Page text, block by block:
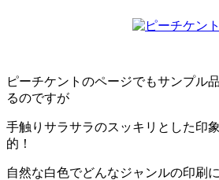
ピーチケントのページでもサンプル
るのですが
手触りサラサラのスッキリとした印
的！
自然な白色でどんなジャンルの印刷